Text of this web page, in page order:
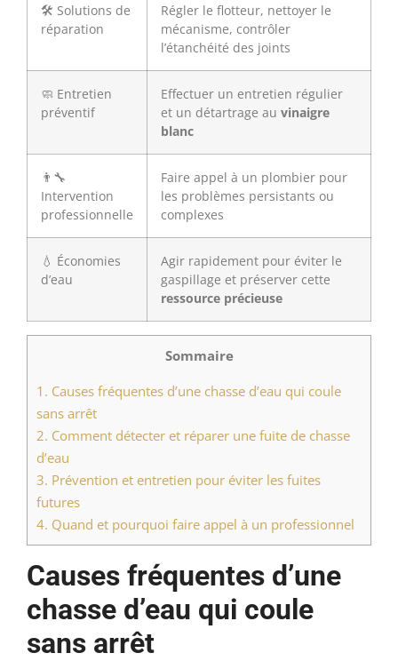
🛠️ Solutions de
réparation
Régler le flotteur, nettoyer le
mécanisme, contrôler
l’étanchéité des joints
🧼 Entretien
préventif
Effectuer un entretien régulier
et un détartrage au vinaigre
blanc
👨‍🔧
Intervention
professionnelle
Faire appel à un plombier pour
les problèmes persistants ou
complexes
💧 Économies
d’eau
Agir rapidement pour éviter le
gaspillage et préserver cette
ressource précieuse
Sommaire
1. Causes fréquentes d’une chasse d’eau qui coule
sans arrêt
2. Comment détecter et réparer une fuite de chasse
d’eau
3. Prévention et entretien pour éviter les fuites
futures
4. Quand et pourquoi faire appel à un professionnel
Causes fréquentes d’une
chasse d’eau qui coule
sans arrêt